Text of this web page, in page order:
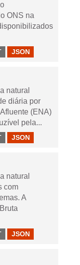
ONS na
JSON
natural
diária por
(ENA)
pela...
JSON
natural
com
A
JSON